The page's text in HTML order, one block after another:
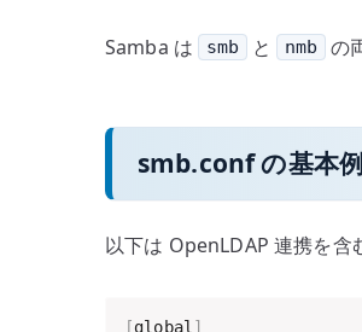
Samba は smb と nmb の
smb.conf の基本例
以下は OpenLDAP 連携を含
[global ]